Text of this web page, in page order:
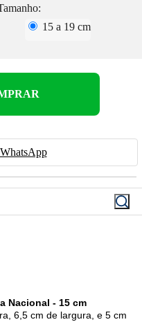
15 a 19 cm
Nacional - 15 cm
6,5 cm de largura, e 5 cm